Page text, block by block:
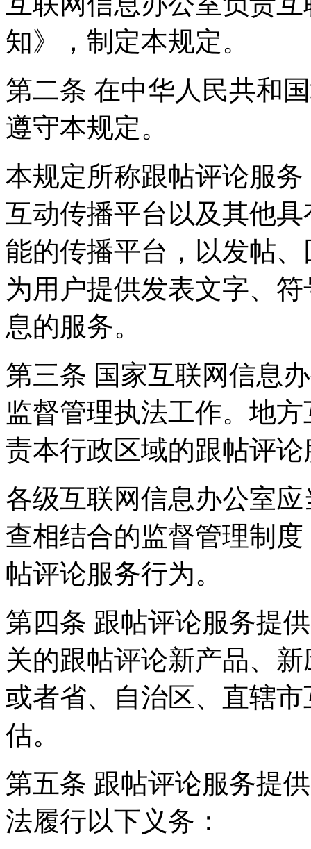
知》，制定本规定。
第二条 在中华人民共和
遵守本规定。
本规定所称跟帖评论服
互动传播平台以及其他
能的传播平台，以发帖
为用户提供发表文字、
息的服务。
第三条 国家互联网信息
监督管理执法工作。地
责本行政区域的跟帖评
各级互联网信息办公室
查相结合的监督管理制
帖评论服务行为。
第四条 跟帖评论服务提
关的跟帖评论新产品、
或者省、自治区、直辖
估。
第五条 跟帖评论服务提
法履行以下义务：